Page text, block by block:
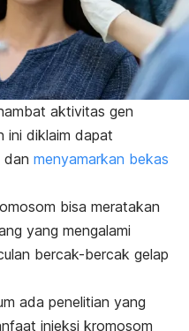
aktivitas gen
ini diklaim dapat
dan menyamarkan bekas
bisa meratakan
yang mengalami
bercak-bercak gelap
ada penelitian yang
injeksi kromosom